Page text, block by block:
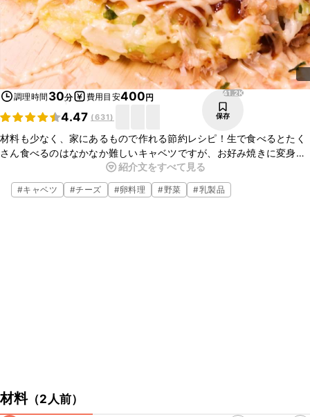
調理時間 30分 費用目安400円
4.47 (631)
41.2K
保存
材料も少なく、家にあるもので作れる節約レシピ！生で食べるとたく
さん食べるのはなかなか難しいキャベツですが、お好み焼きに変身さ
せるとペロリと食べることができます。ホットプレートを使ってみん
なで作れば、作るのも食べるのも楽しさが倍増ですね。
紹介文をすべて見る
#キャベツ #チーズ #卵料理 #野菜 #乳製品
材料（2人前）